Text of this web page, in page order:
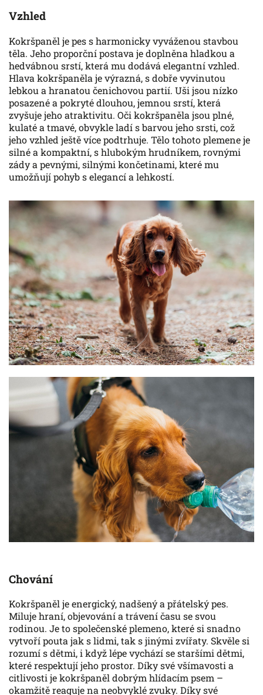
Vzhled
Kokršpaněl je pes s harmonicky vyváženou stavbou
těla. Jeho proporční postava je doplněna hladkou a
hedvábnou srstí, která mu dodává elegantní vzhled.
Hlava kokršpaněla je výrazná, s dobře vyvinutou
lebkou a hranatou čenichovou partií. Uši jsou nízko
posazené a pokryté dlouhou, jemnou srstí, která
zvyšuje jeho atraktivitu. Oči kokršpaněla jsou plné,
kulaté a tmavé, obvykle ladí s barvou jeho srsti, což
jeho vzhled ještě více podtrhuje. Tělo tohoto plemene je
silné a kompaktní, s hlubokým hrudníkem, rovnými
zády a pevnými, silnými končetinami, které mu
umožňují pohyb s elegancí a lehkostí.
Chování
Kokršpaněl je energický, nadšený a přátelský pes.
Miluje hraní, objevování a trávení času se svou
rodinou. Je to společenské plemeno, které si snadno
vytvoří pouta jak s lidmi, tak s jinými zvířaty. Skvěle si
rozumí s dětmi, i když lépe vychází se staršími dětmi,
které respektují jeho prostor. Díky své všímavosti a
citlivosti je kokršpaněl dobrým hlídacím psem –⁠
okamžitě reaguje na neobvyklé zvuky. Díky své